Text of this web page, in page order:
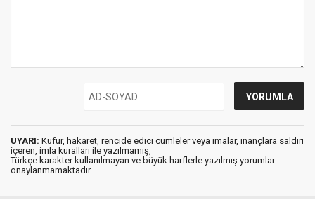
UYARI: Küfür, hakaret, rencide edici cümleler veya imalar, inançlara saldırı
içeren, imla kuralları ile yazılmamış,
Türkçe karakter kullanılmayan ve büyük harflerle yazılmış yorumlar
onaylanmamaktadır.